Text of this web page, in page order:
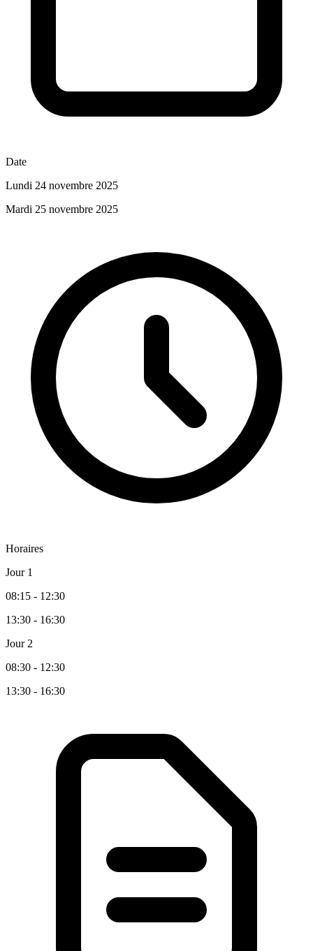
Date
Lundi 24 novembre 2025
Mardi 25 novembre 2025
Horaires
Jour 1
08:15 - 12:30
13:30 - 16:30
Jour 2
08:30 - 12:30
13:30 - 16:30